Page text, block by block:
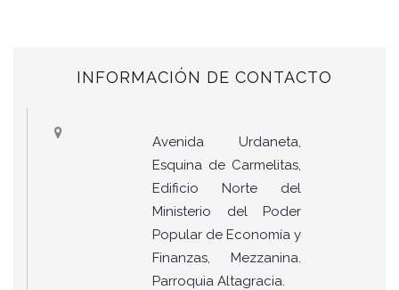
INFORMACIÓN DE CONTACTO
Avenida Urdaneta,
Esquina de Carmelitas,
Edificio Norte del
Ministerio del Poder
Popular de Economía y
Finanzas, Mezzanina.
Parroquia Altagracia.